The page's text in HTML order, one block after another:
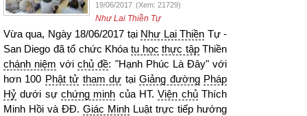
19/06/2017 (Xem: 21729)
Như Lai Thiền Tự
Vừa qua, Ngày 18/06/2017 tại Như Lai Thiền Tự -
San Diego đã tổ chức Khóatu học thực tậpThiền
chánh niệm vớichủ đề: "Hạnh Phúc Là Đây" với
hơn 100 Phật tử tham dự tạiGiảng đường Pháp
Hỷ dưới sự chứng minh của HT.Viện chủThích
Minh Hồi và ĐĐ. Giác Minh Luật trực tiếp hướng